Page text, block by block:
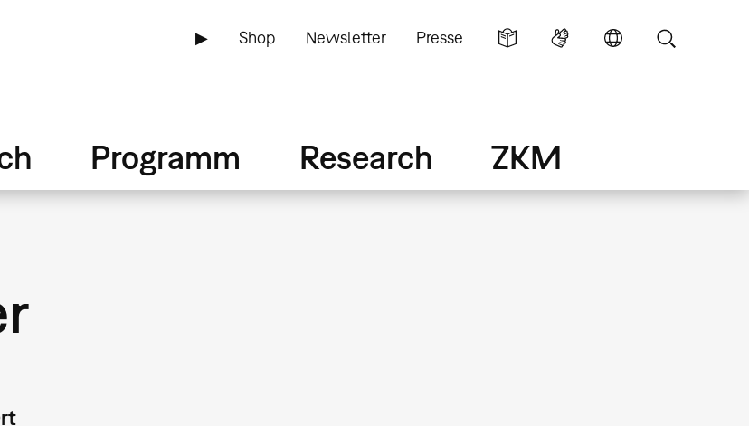
▶ Shop Newsletter Presse
Programm Research ZKM